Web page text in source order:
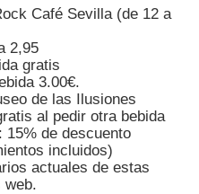
Café Sevilla (de 12 a
2,95
gratis
3.00€.
de las Ilusiones
al pedir otra bebida
15% de descuento
incluidos)
actuales de estas
web.